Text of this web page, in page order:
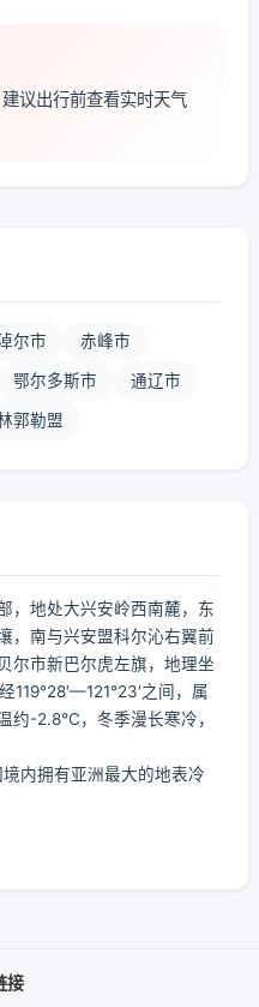
议出行前查看实时天气
尔市 赤峰市
鄂尔多斯市 通辽市
郭勒盟
，地处大兴安岭西南麓，东
，南与兴安盟科尔沁右翼前
尔市新巴尔虎左旗，地理坐
119°28′—121°23′之间，属
约-2.8℃，冬季漫长寒冷，
境内拥有亚洲最大的地表冷
接